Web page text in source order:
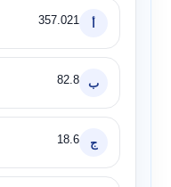
أ 357.021
ب 82.8
ج 18.6